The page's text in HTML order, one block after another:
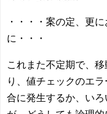
・・・・案の定、更
に・・・
これまた不定期で、
り、値チェックのエ
合に発生するか、い